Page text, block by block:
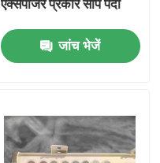
एक्सपोजर प्रकार सांप पर्दा
जांच भेजें